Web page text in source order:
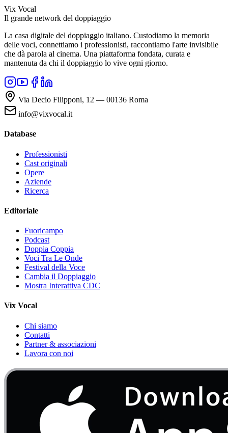
Vix Vocal
Il grande network del doppiaggio
La casa digitale del doppiaggio italiano. Custodiamo la memoria
delle voci, connettiamo i professionisti, raccontiamo l'arte invisibile
che dà parola al cinema. Una piattaforma fondata, curata e
mantenuta da chi il doppiaggio lo vive ogni giorno.
Via Decio Filipponi, 12 — 00136 Roma
info@vixvocal.it
Database
Professionisti
Cast originali
Opere
Aziende
Ricerca
Editoriale
Fuoricampo
Podcast
Doppia Coppia
Voci Tra Le Onde
Festival della Voce
Cambia il Doppiaggio
Mostra Interattiva CDC
Vix Vocal
Chi siamo
Contatti
Partner & associazioni
Lavora con noi